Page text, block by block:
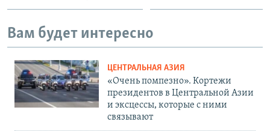
Вам будет интересно
ЦЕНТРАЛЬНАЯ АЗИЯ
«Очень помпезно». Кортежи
президентов в Центральной Азии
и эксцессы, которые с ними
связывают